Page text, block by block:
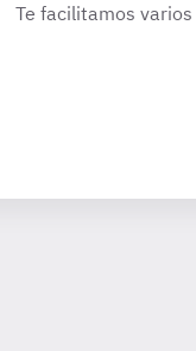
Te facilitamos